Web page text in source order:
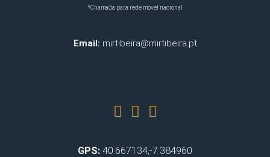
*Chamada para rede móvel nacional
Email: mirtibeira@mirtibeira.pt
GPS: 40.667134,-7.384960